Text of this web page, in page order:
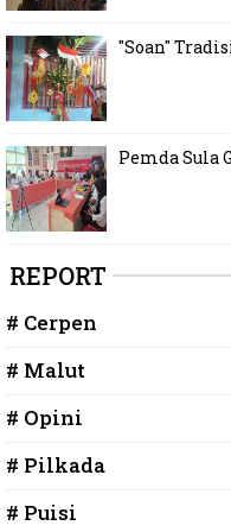
"Soan"
Pemda Sula
REPORT
# Cerpen
# Malut
# Opini
# Pilkada
# Puisi